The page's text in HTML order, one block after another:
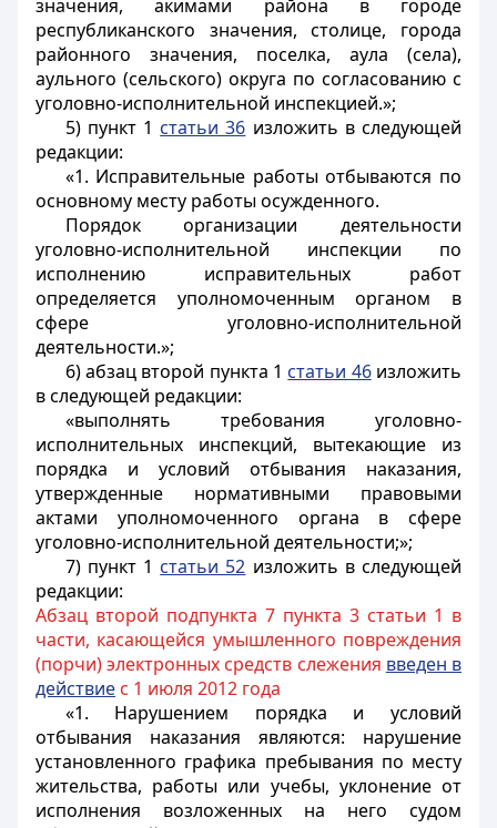
значения, акимами района в городе
республиканского значения, столице, города
районного значения, поселка, аула (села),
аульного (сельского) округа по согласованию с
уголовно-исполнительной инспекцией.»;
5) пункт 1 статьи 36 изложить в следующей
редакции:
«1. Исправительные работы отбываются по
основному месту работы осужденного.
Порядок организации деятельности
уголовно-исполнительной инспекции по
исполнению исправительных работ
определяется уполномоченным органом в
сфере уголовно-исполнительной
деятельности.»;
6) абзац второй пункта 1 статьи 46изложить
в следующей редакции:
«выполнять требования уголовно-
исполнительных инспекций, вытекающие из
порядка и условий отбывания наказания,
утвержденные нормативными правовыми
актами уполномоченного органа в сфере
уголовно-исполнительной деятельности;»;
7) пункт 1 статьи 52 изложить в следующей
редакции:
Абзац второй подпункта 7 пункта 3 статьи 1 в
части, касающейся умышленного повреждения
(порчи) электронных средств слежения введен в
действие с 1 июля 2012 года
«1. Нарушением порядка и условий
отбывания наказания являются: нарушение
установленного графика пребывания по месту
жительства, работы или учебы, уклонение от
исполнения возложенных на него судом